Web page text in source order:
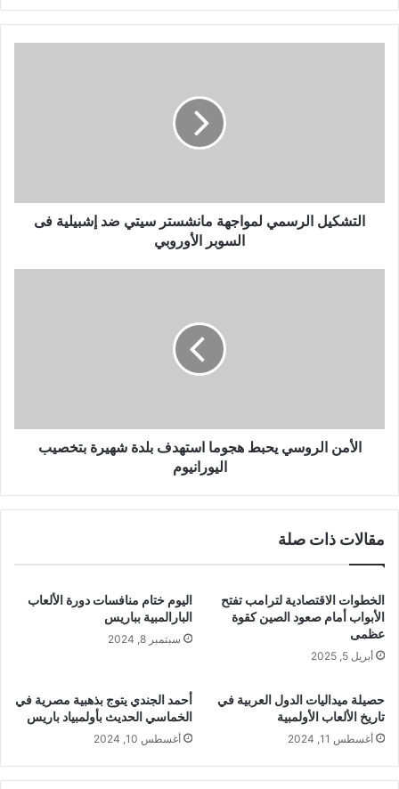
التشكيل الرسمي لمواجهة مانشستر سيتي ضد إشبيلية فى
السوبر الأوروبي
الأمن الروسي يحبط هجوما استهدف بلدة شهيرة بتخصيب
اليورانيوم
مقالات ذات صلة
الخطوات الاقتصادية لترامب تفتح
الأبواب أمام صعود الصين كقوة
عظمى
أبريل 5, 2025
اليوم ختام منافسات دورة الألعاب
البارالمبية بباريس
سبتمبر 8, 2024
حصيلة ميداليات الدول العربية في
تاريخ الألعاب الأولمبية
أغسطس 11, 2024
أحمد الجندي يتوج بذهبية مصرية في
الخماسي الحديث بأولمبياد باريس
أغسطس 10, 2024